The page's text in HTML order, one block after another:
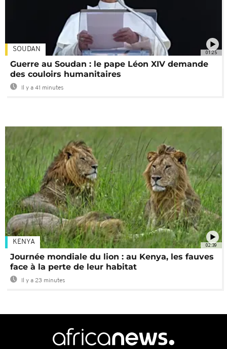
01:25
SOUDAN
Guerre au Soudan : le pape Léon XIV demande
des couloirs humanitaires
Il y a 41 minutes
02:39
KENYA
Journée mondiale du lion : au Kenya, les fauves
face à la perte de leur habitat
Il y a 23 minutes